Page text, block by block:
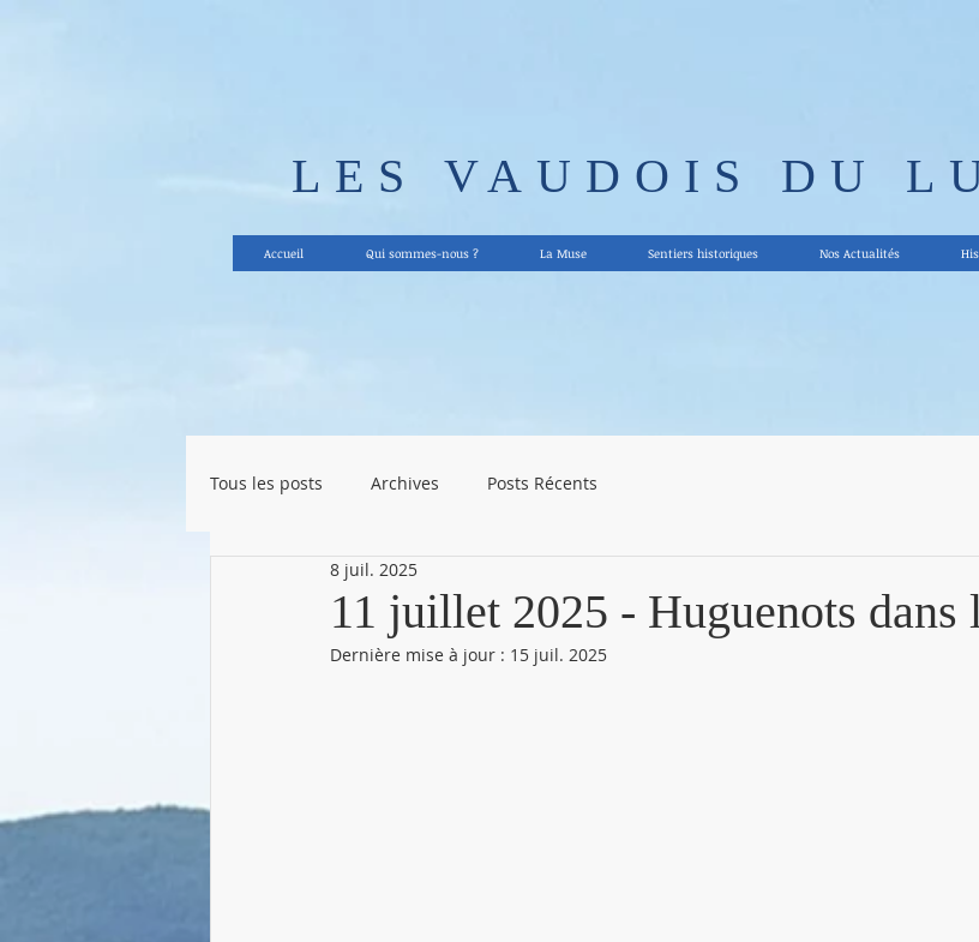
LES VAUDOIS DU
Accueil Qui sommes-nous ? La Muse Sentiers historiques Nos Actualités
Tous les posts Archives Posts Récents
11 juillet 2025 - Huguenots dans
8 juil. 2025
Dernière mise à jour : 15 juil. 2025